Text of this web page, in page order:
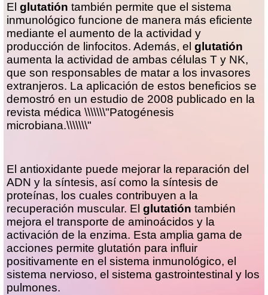
Elglutatión también permite que el sistema
inmunológico funcione de manera más eficiente
mediante el aumento de la actividad y
producción de linfocitos. Además, elglutatión
aumenta la actividad de ambas células T y NK,
que son responsables de matar a los invasores
extranjeros. La aplicación de estos beneficios se
demostró en un estudio de 2008 publicado en la
revista médica \\\\\\\"Patogénesis
microbiana.\\\\\\\"
El antioxidante puede mejorar la reparación del
ADN y la síntesis, así como la síntesis de
proteínas, los cuales contribuyen a la
recuperación muscular. Elglutatión también
mejora el transporte de aminoácidos y la
activación de la enzima. Esta amplia gama de
acciones permite glutatión para influir
positivamente en el sistema inmunológico, el
sistema nervioso, el sistema gastrointestinal y los
pulmones.